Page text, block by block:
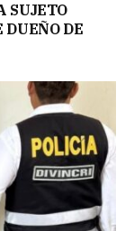
SUJETO
DUEÑO DE